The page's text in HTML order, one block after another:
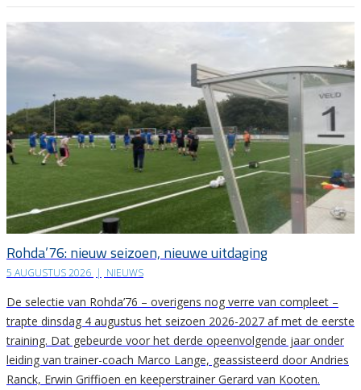
Rohda’76: nieuw seizoen, nieuwe uitdaging
5 AUGUSTUS 2026 | NIEUWS
De selectie van Rohda’76 – overigens nog verre van compleet –
trapte dinsdag 4 augustus het seizoen 2026-2027 af met de eerste
training. Dat gebeurde voor het derde opeenvolgende jaar onder
leiding van trainer-coach Marco Lange, geassisteerd door Andries
Ranck, Erwin Griffioen en keeperstrainer Gerard van Kooten.